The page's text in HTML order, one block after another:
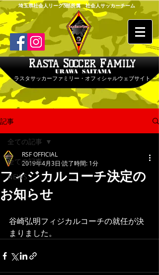
埼玉県社会人リーグ3部所属 社会人サッカーチーム
RASTASOCCERFAMILY
URAWA SAITAMA
ラスタサッカーファミリー・オフィシャルウェブサイト
記事
全ての記事
NEWS
全ての記事
フィジカルコーチ決定の
お知らせ
RSF OFFICIAL
2019年4月3日 読了時間: 1分
谷崎弘明フィジカルコーチの就任が決
まりました。